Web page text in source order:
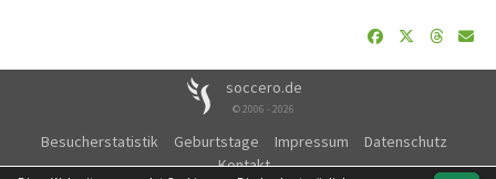
soccero.de
© 2006 - 2026
Besucherstatistik Geburtstage Impressum
Datenschutz
Kontakt